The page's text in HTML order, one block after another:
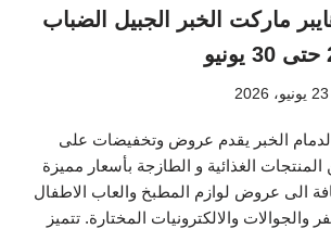
ماركت الخبر الجبيل الضباب
23 يونيو، 2026
الدمام الخبر يقدم عروض وتخفيضات على
الغذائية و الطازجة بأسعار مميزة
الى عروض لوازم المطبخ والعاب الاطفال
والجوالات والالكترونيات المختارة. تتميز